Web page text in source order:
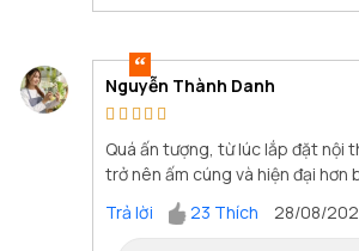
Nguyễn Thành Danh
Quá ấn tượng, từ lúc lắp đặt nội
trở nên ấm cúng và hiện đại hơn
Trả lời
23 Thích 28/08/